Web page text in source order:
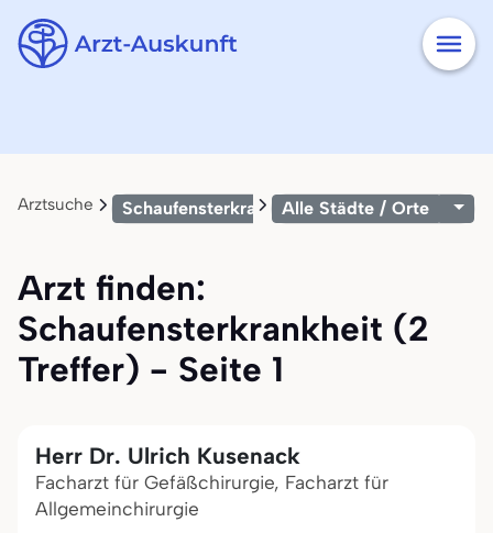
Arztsuche SchaufensterkrankheitAlle Städte / Orte
Arzt finden:
Schaufensterkrankheit (2
Treffer) - Seite 1
Herr Dr. Ulrich Kusenack
Facharzt für Gefäßchirurgie, Facharzt für
Allgemeinchirurgie